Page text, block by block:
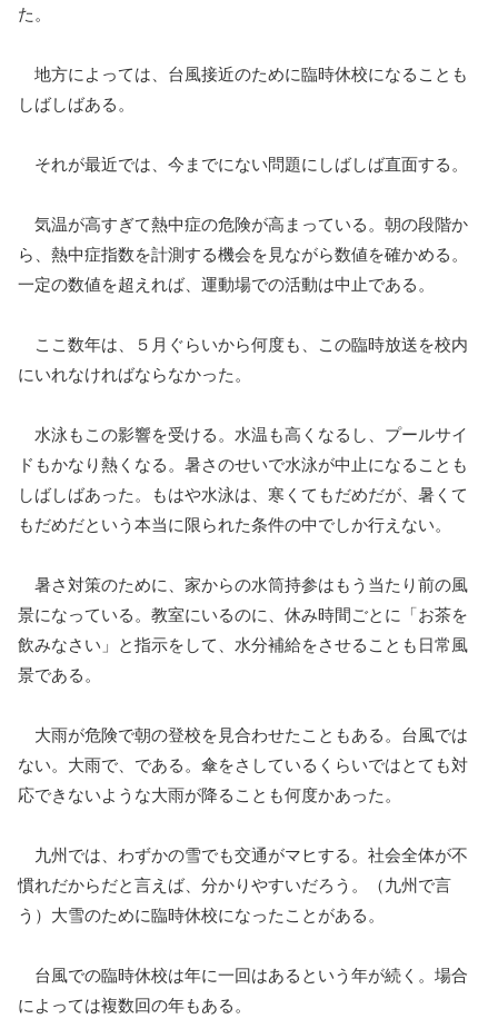
た。
地方によっては、台風接近のために臨時休校になることも
しばしばある。
それが最近では、今までにない問題にしばしば直面する。
気温が高すぎて熱中症の危険が高まっている。朝の段階か
ら、熱中症指数を計測する機会を見ながら数値を確かめる。
一定の数値を超えれば、運動場での活動は中止である。
ここ数年は、５月ぐらいから何度も、この臨時放送を校内
にいれなければならなかった。
水泳もこの影響を受ける。水温も高くなるし、プールサイ
ドもかなり熱くなる。暑さのせいで水泳が中止になることも
しばしばあった。もはや水泳は、寒くてもだめだが、暑くて
もだめだという本当に限られた条件の中でしか行えない。
暑さ対策のために、家からの水筒持参はもう当たり前の風
景になっている。教室にいるのに、休み時間ごとに「お茶を
飲みなさい」と指示をして、水分補給をさせることも日常風
景である。
大雨が危険で朝の登校を見合わせたこともある。台風では
ない。大雨で、である。傘をさしているくらいではとても対
応できないような大雨が降ることも何度かあった。
九州では、わずかの雪でも交通がマヒする。社会全体が不
慣れだからだと言えば、分かりやすいだろう。（九州で言
う）大雪のために臨時休校になったことがある。
台風での臨時休校は年に一回はあるという年が続く。場合
によっては複数回の年もある。